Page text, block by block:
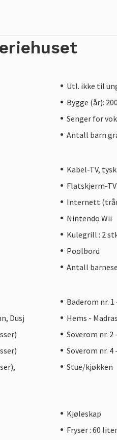
Utl. ikke til
Bygge (år):
Senger for
Antall barn
Kabel-TV,
Flatskjerm-TV
Internett
Nintendo Wii
Kulegrill : 2
Poolbord
Antall
Baderom nr.
Dusj
Hems -
Soverom nr.
Soverom nr.
Stue/kjøkken
Kjøleskap
Fryser : 60 liter